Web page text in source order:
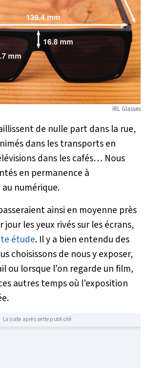
IRL Glasses
de nulle part dans la rue,
dans les transports en
dans les cafés… Nous
en permanence à
numérique.
ainsi en moyenne près
jour les yeux rivés sur les écrans,
étude. Il y a bien entendu des
choisissons de nous y exposer,
ou lorsque l'on regarde un film,
autres temps où l'exposition
La suite après cette publicité